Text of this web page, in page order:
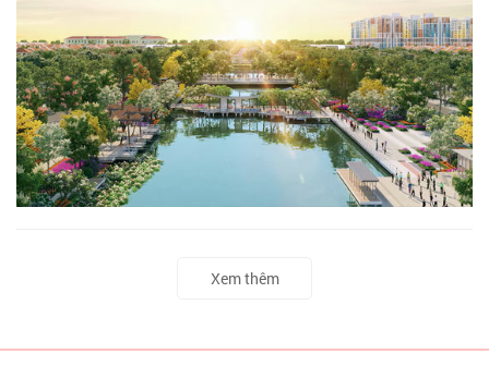
Xem thêm